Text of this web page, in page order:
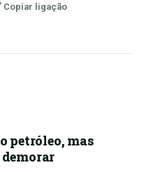
Copiar ligação
petróleo, mas
demorar